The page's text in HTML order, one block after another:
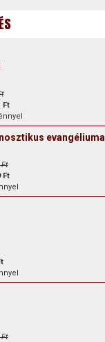
Ft
evangéliuma
Ft
Ft
Ft